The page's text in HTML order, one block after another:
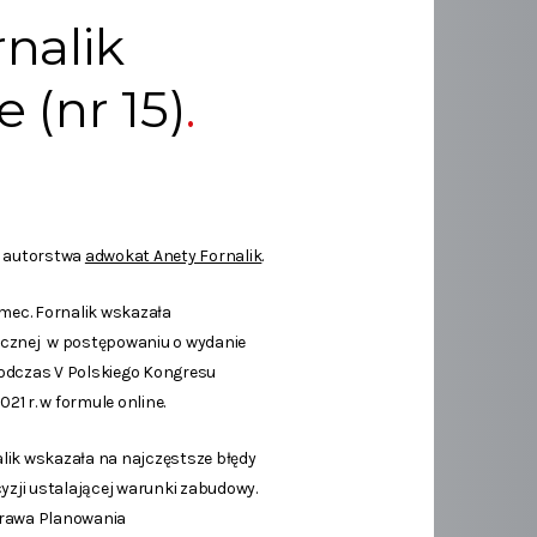
(nr 15)
autorstwa adwokat Anety Fornalik.
Fornalik wskazała
w postępowaniu o wydanie
V Polskiego Kongresu
r. w formule online.
wskazała na najczęstsze błędy
ustalającej warunki zabudowy.
Planowania